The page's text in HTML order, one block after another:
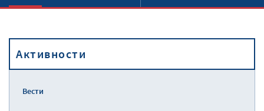
Активности
Прописи
Активности
Вести